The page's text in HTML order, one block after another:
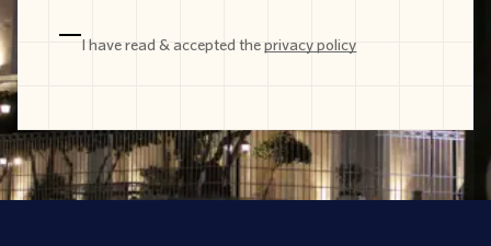
I have read & accepted theprivacy policy